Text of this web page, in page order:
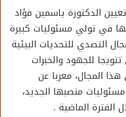
الدكتورة ياسمين فؤاد
في تولي مسئوليات كبيرة
التصدي للتحديات البيئية
للجهود والخبرات
المجال، معربا عن
منصبها الجديد،
الماضية .